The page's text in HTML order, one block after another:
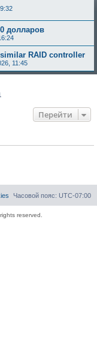
долларов
RAID controller
11:45
Перейти
Часовой пояс: UTC-07:00
reserved.